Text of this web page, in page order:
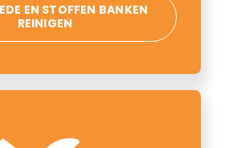
EN STOFFEN BANKEN
REINIGEN